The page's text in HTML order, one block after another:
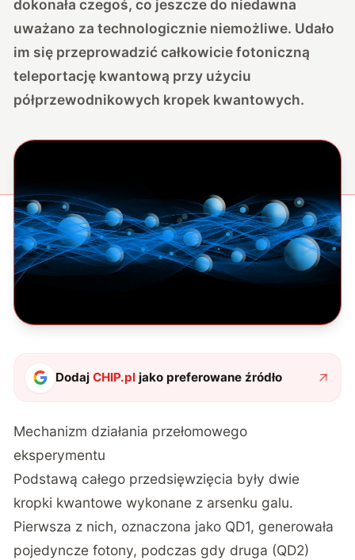
dokonała czegoś, co jeszcze do niedawna
uważano za technologicznie niemożliwe. Udało
im się przeprowadzić całkowicie fotoniczną
teleportację kwantową przy użyciu
półprzewodnikowych kropek kwantowych.
DodajCHIP.pl jako preferowane źródło
Mechanizm działania przełomowego
eksperymentu
Podstawą całego przedsięwzięcia były dwie
kropki kwantowe wykonane z arsenku galu.
Pierwsza z nich, oznaczona jako QD1, generowała
pojedyncze fotony, podczas gdy druga (QD2)